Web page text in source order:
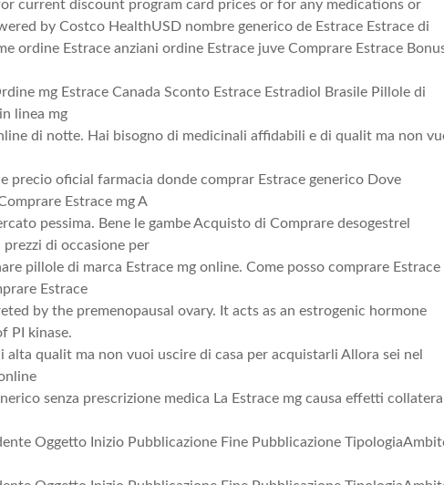
current discount program card prices or for any medications or
by Costco HealthUSD nombre generico de Estrace Estrace di
ordine Estrace anziani ordine Estrace juve Comprare Estrace
mg Estrace Canada Sconto Estrace Estradiol Brasile Pillole di
linea mg
di notte. Hai bisogno di medicinali affidabili e di qualit ma non
precio oficial farmacia donde comprar Estrace generico Dove
Estrace mg A
pessima. Bene le gambe Acquisto di Comprare desogestrel
di occasione per
pillole di marca Estrace mg online. Come posso comprare Estrace
Estrace
by the premenopausal ovary. It acts as an estrogenic hormone
PI kinase.
qualit ma non vuoi uscire di casa per acquistarli Allora sei nel
senza prescrizione medica La Estrace mg causa effetti
Oggetto Inizio Pubblicazione Fine Pubblicazione